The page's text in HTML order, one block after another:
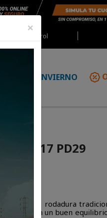
Red Castrol
INVIERNO
250*17 PD29
banda de rodadura
Tienen un buen
×